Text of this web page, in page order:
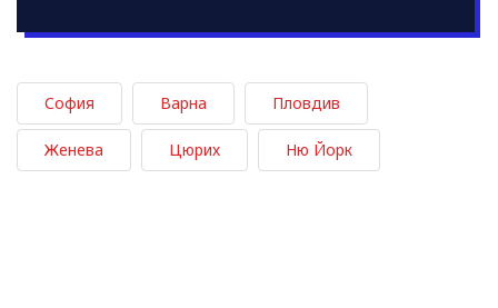
София Варна Пловдив
Женева Цюрих Ню Йорк